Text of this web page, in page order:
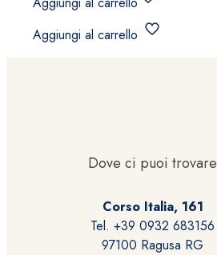
Aggiungi al carrello
Dove ci puoi trovare
Corso Italia, 161
Tel. +39 0932 683156
97100 Ragusa RG